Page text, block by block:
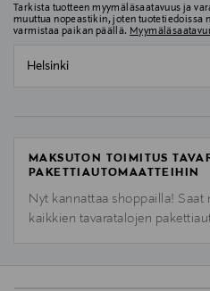
Tarkista tuotteen myymäläsaatavuus ja
muuttua nopeastikin, joten tuotetiedoissa
varmistaa paikan päällä.
Helsinki
MAKSUTON TOIMITUS
PAKETTIAUTOMAATTEIHIN
Nyt kannattaa shoppailla!
kaikkien tavaratalojen